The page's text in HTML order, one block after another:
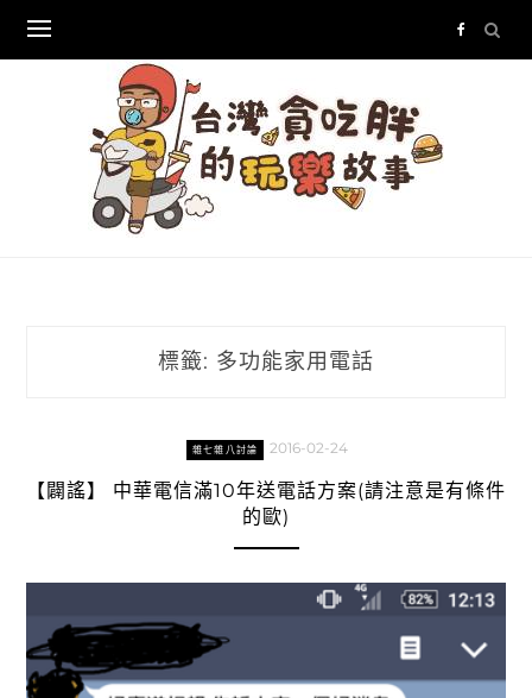
content
標籤: 多功能家用電話
雜七雜八討論 2016-02-24
【闢謠】 中華電信滿10年送電話方案(請注意是有條件
的歐)